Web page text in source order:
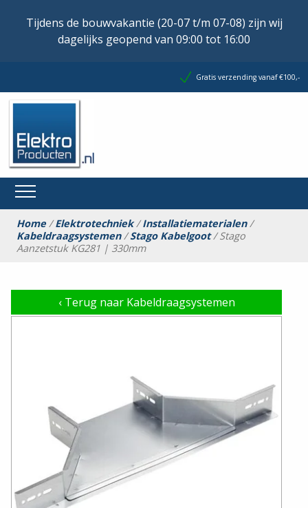
Tijdens de bouwvakantie (20-07 t/m 07-08) zijn wij
dagelijks geopend van 09:00 tot 16:00
Gratis verzending vanaf €100,-
Home/Elektrotechniek/Installatiematerialen/
Kabeldraagsystemen/Stago Kabelgoot/ Stago
Aanzetstuk KG281 | 330mm
‹Terug naar Kabeldraagsystemen